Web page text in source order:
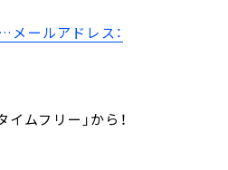
ールアドレス：
ムフリー」から！